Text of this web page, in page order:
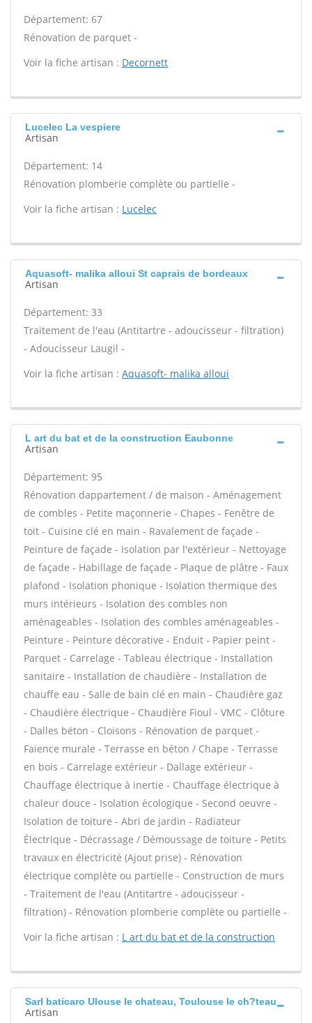
Département: 67
Rénovation de parquet -
Voir la fiche artisan : Decornett
Lucelec La vespiere
Artisan
Département: 14
Rénovation plomberie complète ou partielle -
Voir la fiche artisan : Lucelec
Aquasoft- malika alloui St caprais de bordeaux
Artisan
Département: 33
Traitement de l'eau (Antitartre - adoucisseur - filtration)
- Adoucisseur Laugil -
Voir la fiche artisan : Aquasoft- malika alloui
L art du bat et de la construction Eaubonne
Artisan
Département: 95
Rénovation dappartement / de maison - Aménagement
de combles - Petite maçonnerie - Chapes - Fenêtre de
toit - Cuisine clé en main - Ravalement de façade -
Peinture de façade - Isolation par l'extérieur - Nettoyage
de façade - Habillage de façade - Plaque de plâtre - Faux
plafond - Isolation phonique - Isolation thermique des
murs intérieurs - Isolation des combles non
aménageables - Isolation des combles aménageables -
Peinture - Peinture décorative - Enduit - Papier peint -
Parquet - Carrelage - Tableau électrique - Installation
sanitaire - Installation de chaudière - Installation de
chauffe eau - Salle de bain clé en main - Chaudière gaz
- Chaudière électrique - Chaudière Fioul - VMC - Clôture
- Dalles béton - Cloisons - Rénovation de parquet -
Faïence murale - Terrasse en béton / Chape - Terrasse
en bois - Carrelage extérieur - Dallage extérieur -
Chauffage électrique à inertie - Chauffage électrique à
chaleur douce - Isolation écologique - Second oeuvre -
Isolation de toiture - Abri de jardin - Radiateur
Électrique - Décrassage / Démoussage de toiture - Petits
travaux en électricité (Ajout prise) - Rénovation
électrique complète ou partielle - Construction de murs
- Traitement de l'eau (Antitartre - adoucisseur -
filtration) - Rénovation plomberie complète ou partielle -
Voir la fiche artisan : L art du bat et de la construction
Sarl baticaro Ulouse le chateau, Toulouse le ch?teau
Artisan